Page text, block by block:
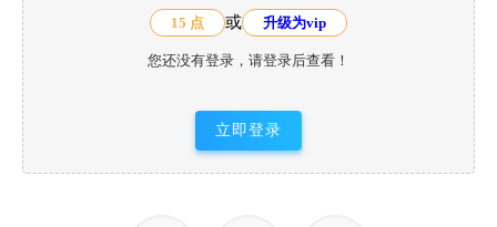
15 点 或 升级为vip
您还没有登录，请登录后查看！
立即登录